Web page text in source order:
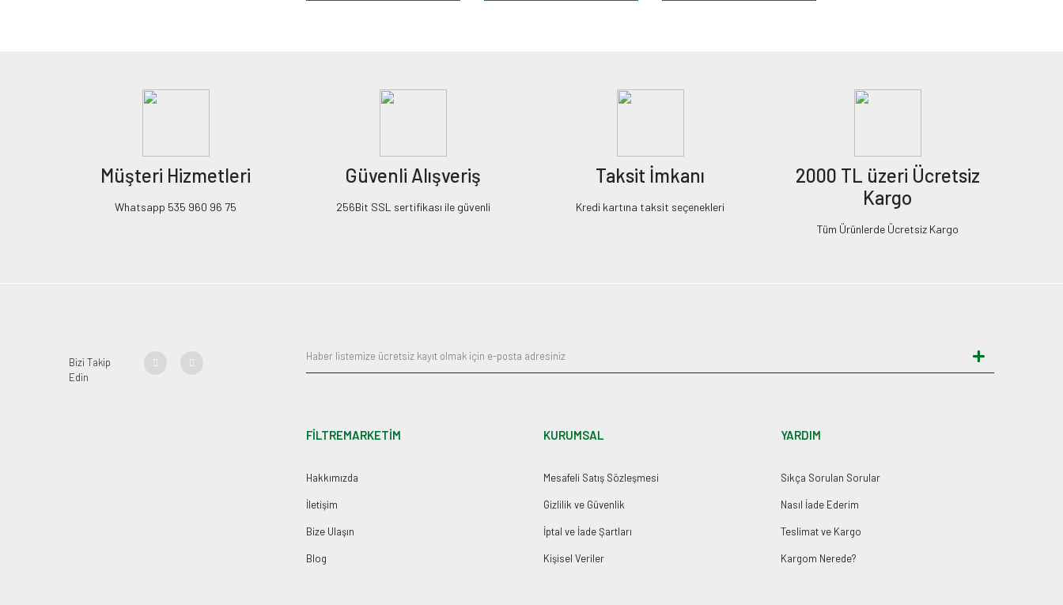
Müşteri Hizmetleri
Whatsapp 535 960 96 75
Güvenli Alışveriş
256Bit SSL sertifikası ile güvenli
Taksit İmkanı
Kredi kartına taksit seçenekleri
2000 TL üzeri Ücretsiz
Kargo
Tüm Ürünlerde Ücretsiz Kargo
Bizi Takip
Edin
FİLTREMARKETİM
Hakkımızda
İletişim
Bize Ulaşın
Blog
KURUMSAL
Mesafeli Satış Sözleşmesi
Gizlilik ve Güvenlik
İptal ve İade Şartları
Kişisel Veriler
YARDIM
Sıkça Sorulan Sorular
Nasıl İade Ederim
Teslimat ve Kargo
Kargom Nerede?